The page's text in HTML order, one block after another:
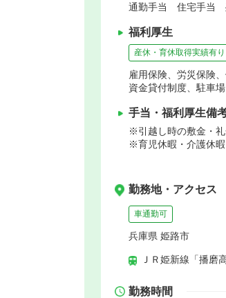
通勤手当 住宅手当
福利厚生
産休・育休取得実績有り
雇用保険、労災保険
資金貸付制度、駐車場
手当・福利厚生備
※引越し時の敷金・
※育児休暇・介護休
勤務地・アクセス
車通勤可
兵庫県 姫路市
ＪＲ姫新線「播磨
勤務時間